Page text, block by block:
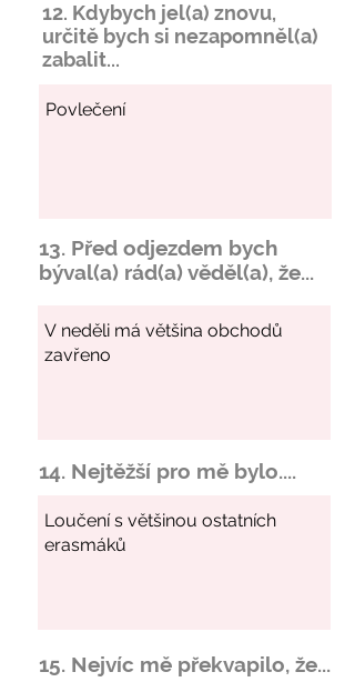
12. Kdybych jel(a) znovu,
určitě bych si nezapomněl(a)
zabalit...
13. Před odjezdem bych
býval(a) rád(a) věděl(a), že...
14. Nejtěžší pro mě bylo....
15. Nejvíc mě překvapilo, že...